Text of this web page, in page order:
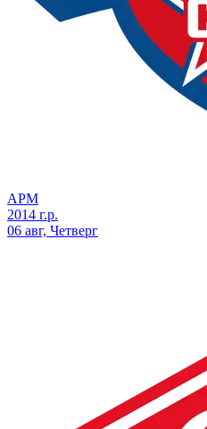
АРМ
2014 г.р.
06 авг, Четверг